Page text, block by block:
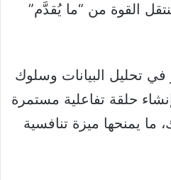
القوة من “ما يُقدَّم”
تحليل البيانات وسلوك
حلقة تفاعلية مستمرة
ما يمنحها ميزة تنافسية